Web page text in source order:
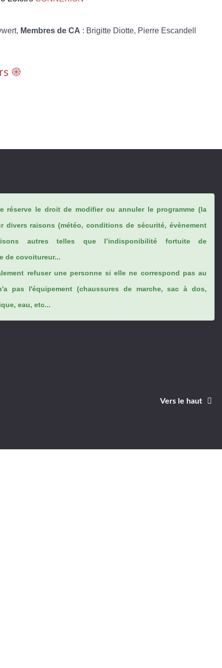
Membres de CA : Brigitte Diotte, Pierre Escandell
֎
réserve le droit de modifier ou annuler le programme (la
divers raisons (météo, conditions de sécurité, évènement
autres telles que l’indisponibilité fortuite de
de covoitureur...
refuser une personne si elle ne correspond pas au
pas l'équipement (chaussures de marche, sac à dos,
eau, etc...
Vers le haut